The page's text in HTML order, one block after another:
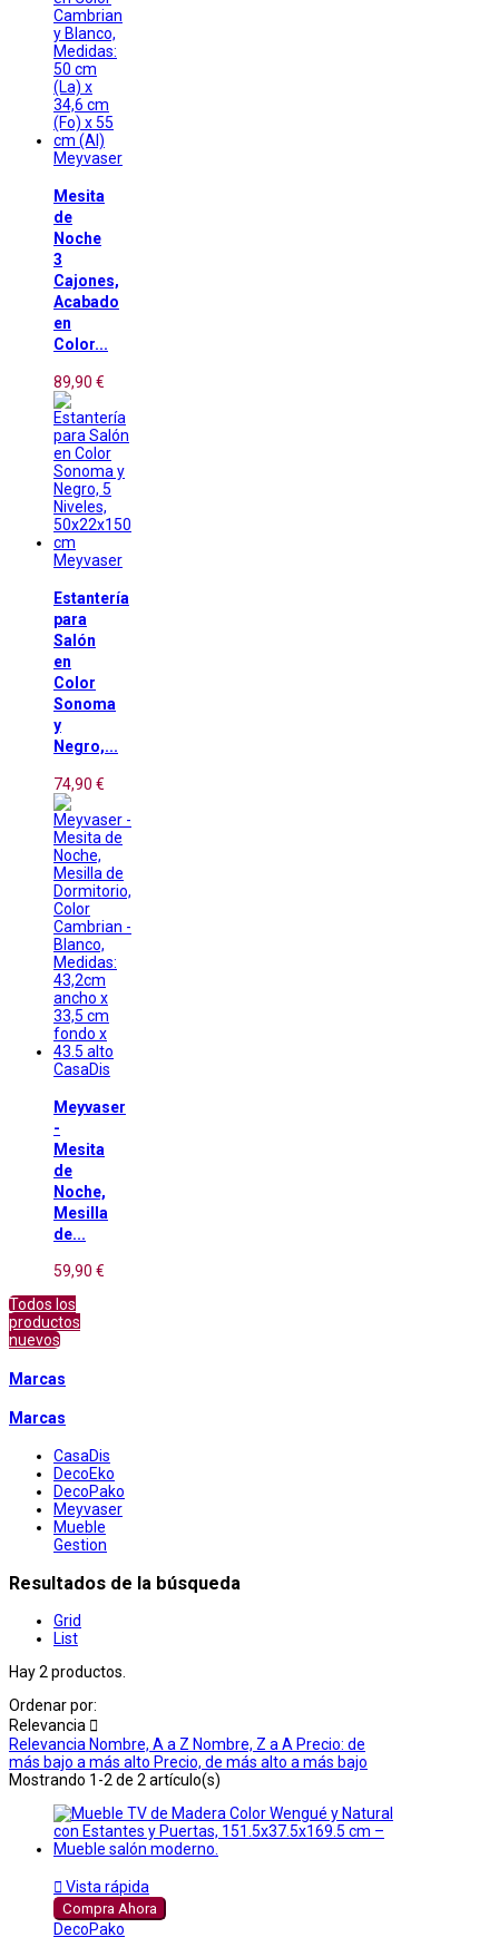
Meyvaser
Mesita
de
Noche
3
Cajones,
Acabado
en
Color...
89,90 €
Meyvaser
Estantería
para
Salón
en
Color
Sonoma
y
Negro,...
74,90 €
CasaDis
Meyvaser
-
Mesita
de
Noche,
Mesilla
de...
59,90 €
Todos los
productos
nuevos
Marcas
Marcas
CasaDis
DecoEko
DecoPako
Meyvaser
Mueble
Gestion
Resultados de la búsqueda
Grid
List
Hay 2 productos.
Ordenar por:
Relevancia 
Relevancia Nombre, A a Z Nombre, Z a A Precio: de
más bajo a más alto Precio, de más alto a más bajo
Mostrando 1-2 de 2 artículo(s)
 Vista rápida
Compra Ahora
DecoPako